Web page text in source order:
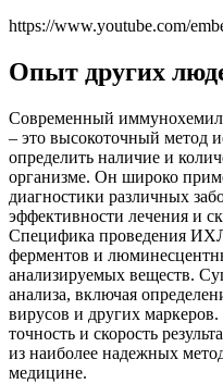
https://www.youtube.com/
Опыт других
Современный
– это высокоточный метод
определить наличие и
организме. Он широко
диагностики различных
эффективности лечения и
Специфика проведения
ферментов и
анализируемых веществ.
анализа, включая
вирусов и других
точность и скорость
из наиболее надежных
медицине.